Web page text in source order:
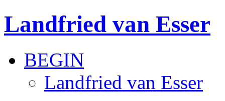
Landfried van Esser
BEGIN
Landfried van Esser